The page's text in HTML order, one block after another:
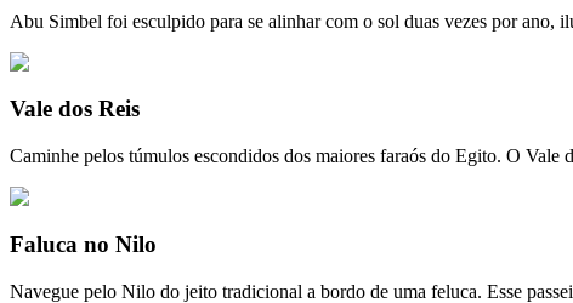
Abu Simbel foi esculpido para se alinhar com o sol duas vezes por ano,
Vale dos Reis
Caminhe pelos túmulos escondidos dos maiores faraós do Egito. O Vale
Faluca no Nilo
Navegue pelo Nilo do jeito tradicional a bordo de uma feluca. Esse